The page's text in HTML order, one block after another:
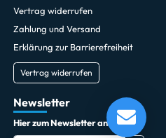
Vertrag widerrufen
Zahlung und Versand
Erklärung zur Barrierefreiheit
Vertrag widerrufen
Newsletter
Hier zum Newsletter anmelden